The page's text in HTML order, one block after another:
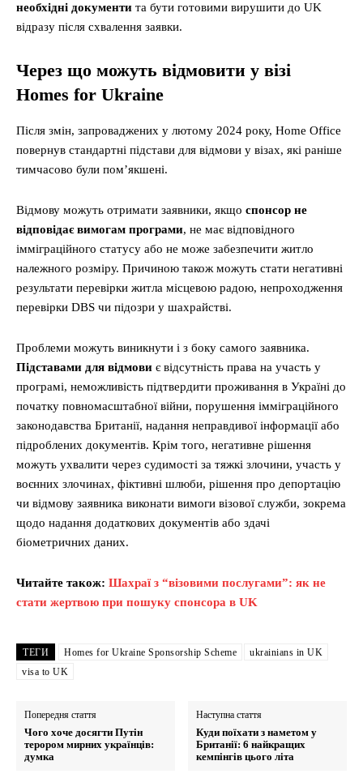
необхідні документи та бути готовими вирушити до UK
відразу після схвалення заявки.
Через що можуть відмовити у візі
Homes for Ukraine
Після змін, запроваджених у лютому 2024 року, Home Office
повернув стандартні підстави для відмови у візах, які раніше
тимчасово були пом’якшені.
Відмову можуть отримати заявники, якщо спонсор не
відповідає вимогам програми, не має відповідного
імміграційного статусу або не може забезпечити житло
належного розміру. Причиною також можуть стати негативні
результати перевірки житла місцевою радою, непроходження
перевірки DBS чи підозри у шахрайстві.
Проблеми можуть виникнути і з боку самого заявника.
Підставами для відмови є відсутність права на участь у
програмі, неможливість підтвердити проживання в Україні до
початку повномасштабної війни, порушення імміграційного
законодавства Британії, надання неправдивої інформації або
підроблених документів. Крім того, негативне рішення
можуть ухвалити через судимості за тяжкі злочини, участь у
воєнних злочинах, фіктивні шлюби, рішення про депортацію
чи відмову заявника виконати вимоги візової служби, зокрема
щодо надання додаткових документів або здачі
біометричних даних.
Читайте також: Шахраї з “візовими послугами”: як не
стати жертвою при пошуку спонсора в UK
ТЕГИ Homes for Ukraine Sponsorship Scheme
ukrainians in UK
visa to UK
Попередня стаття
Чого хоче досягти Путін
терором мирних українців:
думка
Наступна стаття
Куди поїхати з наметом у
Британії: 6 найкращих
кемпінгів цього літа